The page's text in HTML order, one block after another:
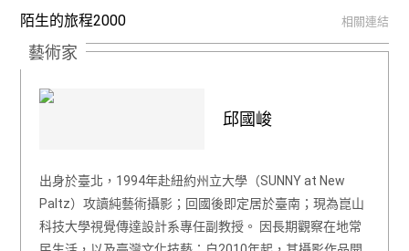
陌生的旅程2000 相關連結
藝術家
邱國峻
出身於臺北，1994年赴紐約州立大學（SUNNY at New
Paltz）攻讀純藝術攝影；回國後即定居於臺南；現為崑山
科技大學視覺傳達設計系專任副教授。 因長期觀察在地常